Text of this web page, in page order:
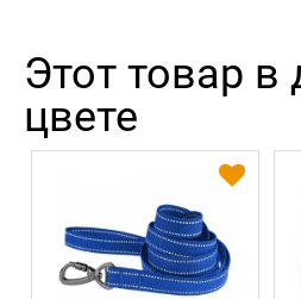
Этот товар в
цвете